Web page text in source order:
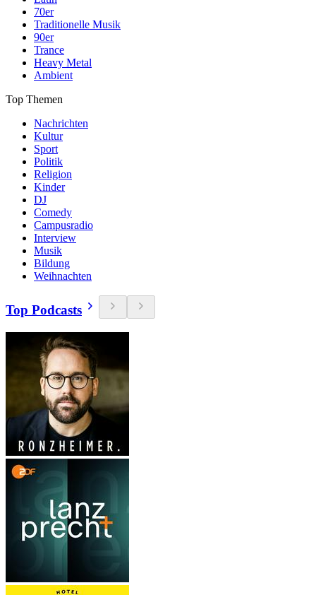
70er
Traditionelle Musik
90er
Trance
Heavy Metal
Ambient
Top Themen
Nachrichten
Kultur
Sport
Politik
Religion
Kinder
DJ
Comedy
Campusradio
Interview
Musik
Bildung
Weihnachten
Top Podcasts